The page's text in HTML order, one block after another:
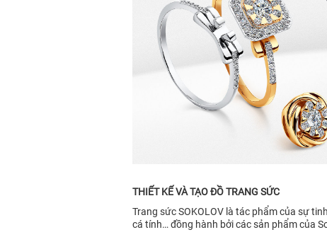
THIẾT KẾ VÀ TẠO ĐỒ TRANG SỨC
Trang sức SOKOLOV là tác phẩm của sự
cá tính… đồng hành bởi các sản phẩm của